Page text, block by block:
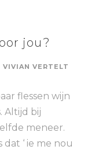
jou?
VIVIAN VERTELT
flessen wijn
Altijd bij
meneer.
‘ ie me nou